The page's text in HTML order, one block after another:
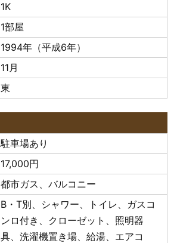
1K
1部屋
1994年（平成6年）
11月
東
駐車場あり
17,000円
都市ガス バルコニー
B・T別、シャワー、トイレ、ガスコ
ンロ付き、クローゼット、照明器
具、洗濯機置き場、給湯、エアコ